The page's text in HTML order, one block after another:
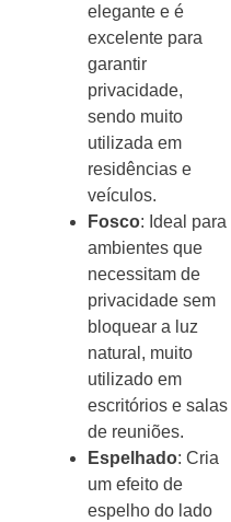
elegante e é
excelente para
garantir
privacidade,
sendo muito
utilizada em
residências e
veículos.
Fosco: Ideal para
ambientes que
necessitam de
privacidade sem
bloquear a luz
natural, muito
utilizado em
escritórios e salas
de reuniões.
Espelhado: Cria
um efeito de
espelho do lado